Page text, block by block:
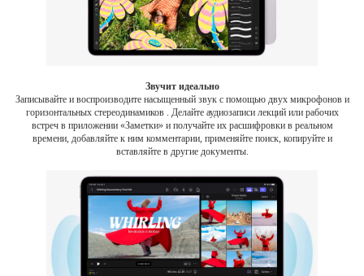
Звучит идеально
Записывайте и воспроизводите насыщенный звук с помощью двух микрофонов и
горизонтальных стереодинамиков . Делайте аудиозаписи лекций или рабочих
встреч в приложении «Заметки» и получайте их расшифровки в реальном
времени, добавляйте к ним комментарии, применяйте поиск, копируйте и
вставляйте в другие документы.